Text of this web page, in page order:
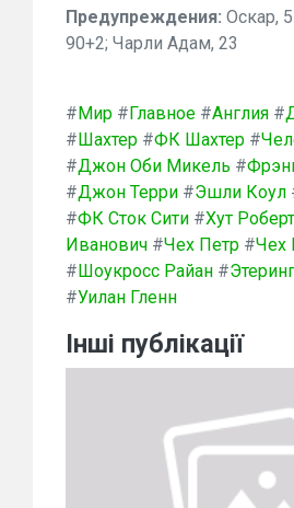
Предупреждения: Оскар,
90+2; Чарли Адам, 23
#Мир #Главное #Англия #
#Шахтер #ФК Шахтер #
#Джон Оби Микель #
#Джон Терри #Эшли Коул
#ФК Сток Сити #Хут Роберт
Иванович #Чех Петр #Чех
#Шоукросс Райан #
#Уилан Гленн
Інші публікації